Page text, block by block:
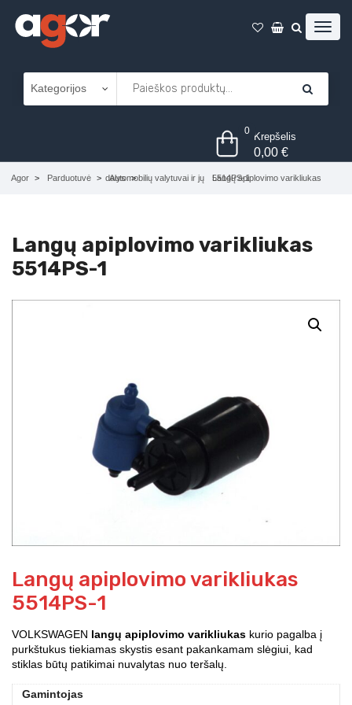
0 Krepšelis
0,00€
Agor Parduotuvė Automobilių valytuvai ir jų dalys Langų apiplovimo varikliukas 5514PS-1
Langų apiplovimo varikliukas
5514PS-1
Langų apiplovimo varikliukas
5514PS-1
VOLKSWAGEN langų apiplovimo varikliukas kurio pagalba į
purkštukus tiekiamas skystis esant pakankamam slėgiui, kad
stiklas būtų patikimai nuvalytas nuo teršalų.
Gamintojas